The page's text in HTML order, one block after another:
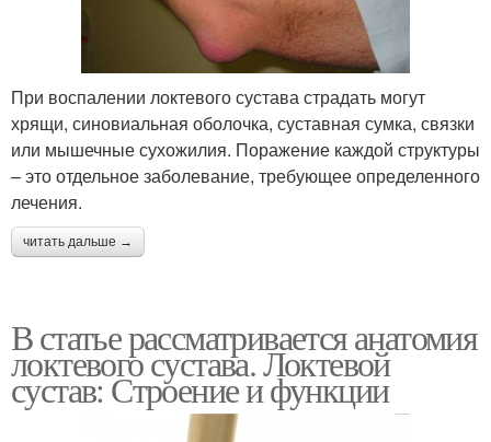
При воспалении локтевого сустава страдать могут
хрящи, синовиальная оболочка, суставная сумка, связки
или мышечные сухожилия. Поражение каждой структуры
– это отдельное заболевание, требующее определенного
лечения.
читать дальше →
В статье рассматривается анатомия
локтевого сустава. Локтевой
сустав: Строение и функции